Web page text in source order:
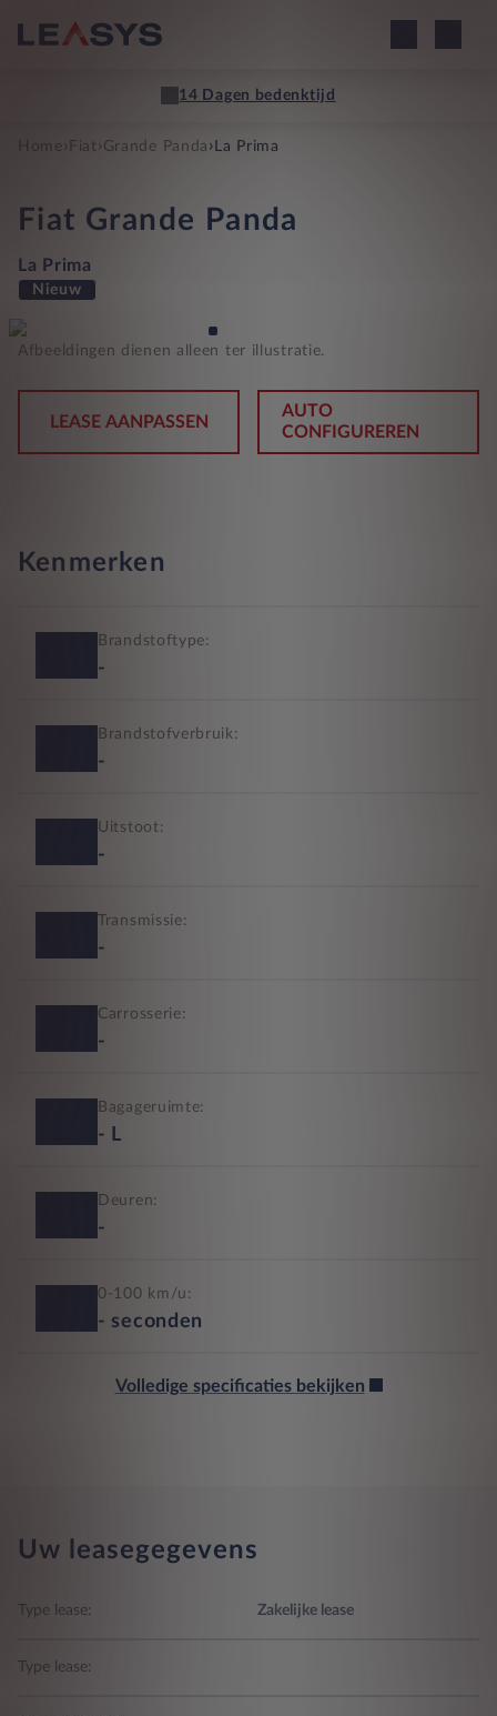
14 Dagen bedenktijd
Home Fiat › Grande Panda › La Prima
Fiat Grande Panda
La Prima
Nieuw
Afbeeldingen dienen alleen ter illustratie.
LEASE AANPASSEN
AUTO
CONFIGUREREN
Kenmerken
Brandstoftype:
-
Brandstofverbruik:
-
Uitstoot:
-
Transmissie:
-
Carrosserie:
-
Bagageruimte:
- L
Deuren:
-
0-100 km/u:
- seconden
Volledige specificaties bekijken
Uw leasegegevens
Type lease: Zakelijke lease
Type lease: